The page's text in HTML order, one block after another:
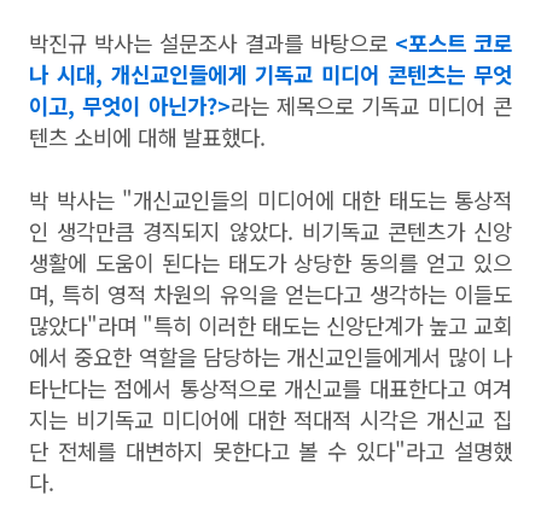
박진규 박사는 설문조사 결과를 바탕으로 <포스트 코로
나 시대, 개신교인들에게 기독교 미디어 콘텐츠는 무엇
이고, 무엇이 아닌가?>라는 제목으로 기독교 미디어 콘
텐츠 소비에 대해 발표했다.
박 박사는 "개신교인들의 미디어에 대한 태도는 통상적
인 생각만큼 경직되지 않았다. 비기독교 콘텐츠가 신앙
생활에 도움이 된다는 태도가 상당한 동의를 얻고 있으
며, 특히 영적 차원의 유익을 얻는다고 생각하는 이들도
많았다"라며 "특히 이러한 태도는 신앙단계가 높고 교회
에서 중요한 역할을 담당하는 개신교인들에게서 많이 나
타난다는 점에서 통상적으로 개신교를 대표한다고 여겨
지는 비기독교 미디어에 대한 적대적 시각은 개신교 집
단 전체를 대변하지 못한다고 볼 수 있다"라고 설명했
다.